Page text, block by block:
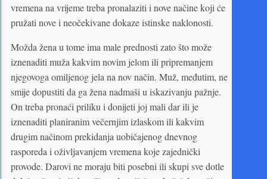
vremena na vrijeme treba pronalaziti i nove načine koji će
pružati nove i neočekivane dokaze istinske naklonosti.
Možda žena u tome ima male prednosti zato što može
iznenaditi muža kakvim novim jelom ili pripremanjem
njegovoga omiljenog jela na nov način. Muž, međutim, ne
smije dopustiti da ga žena nadmaši u iskazivanju pažnje.
On treba pronaći priliku i donijeti joj mali dar ili je
iznenaditi planiranim večernjim izlaskom ili kakvim
drugim načinom prekidanja uobičajenog dnevnog
rasporeda i oživljavanjem vremena koje zajednički
provode. Darovi ne moraju biti posebni ili skupi sve dotle